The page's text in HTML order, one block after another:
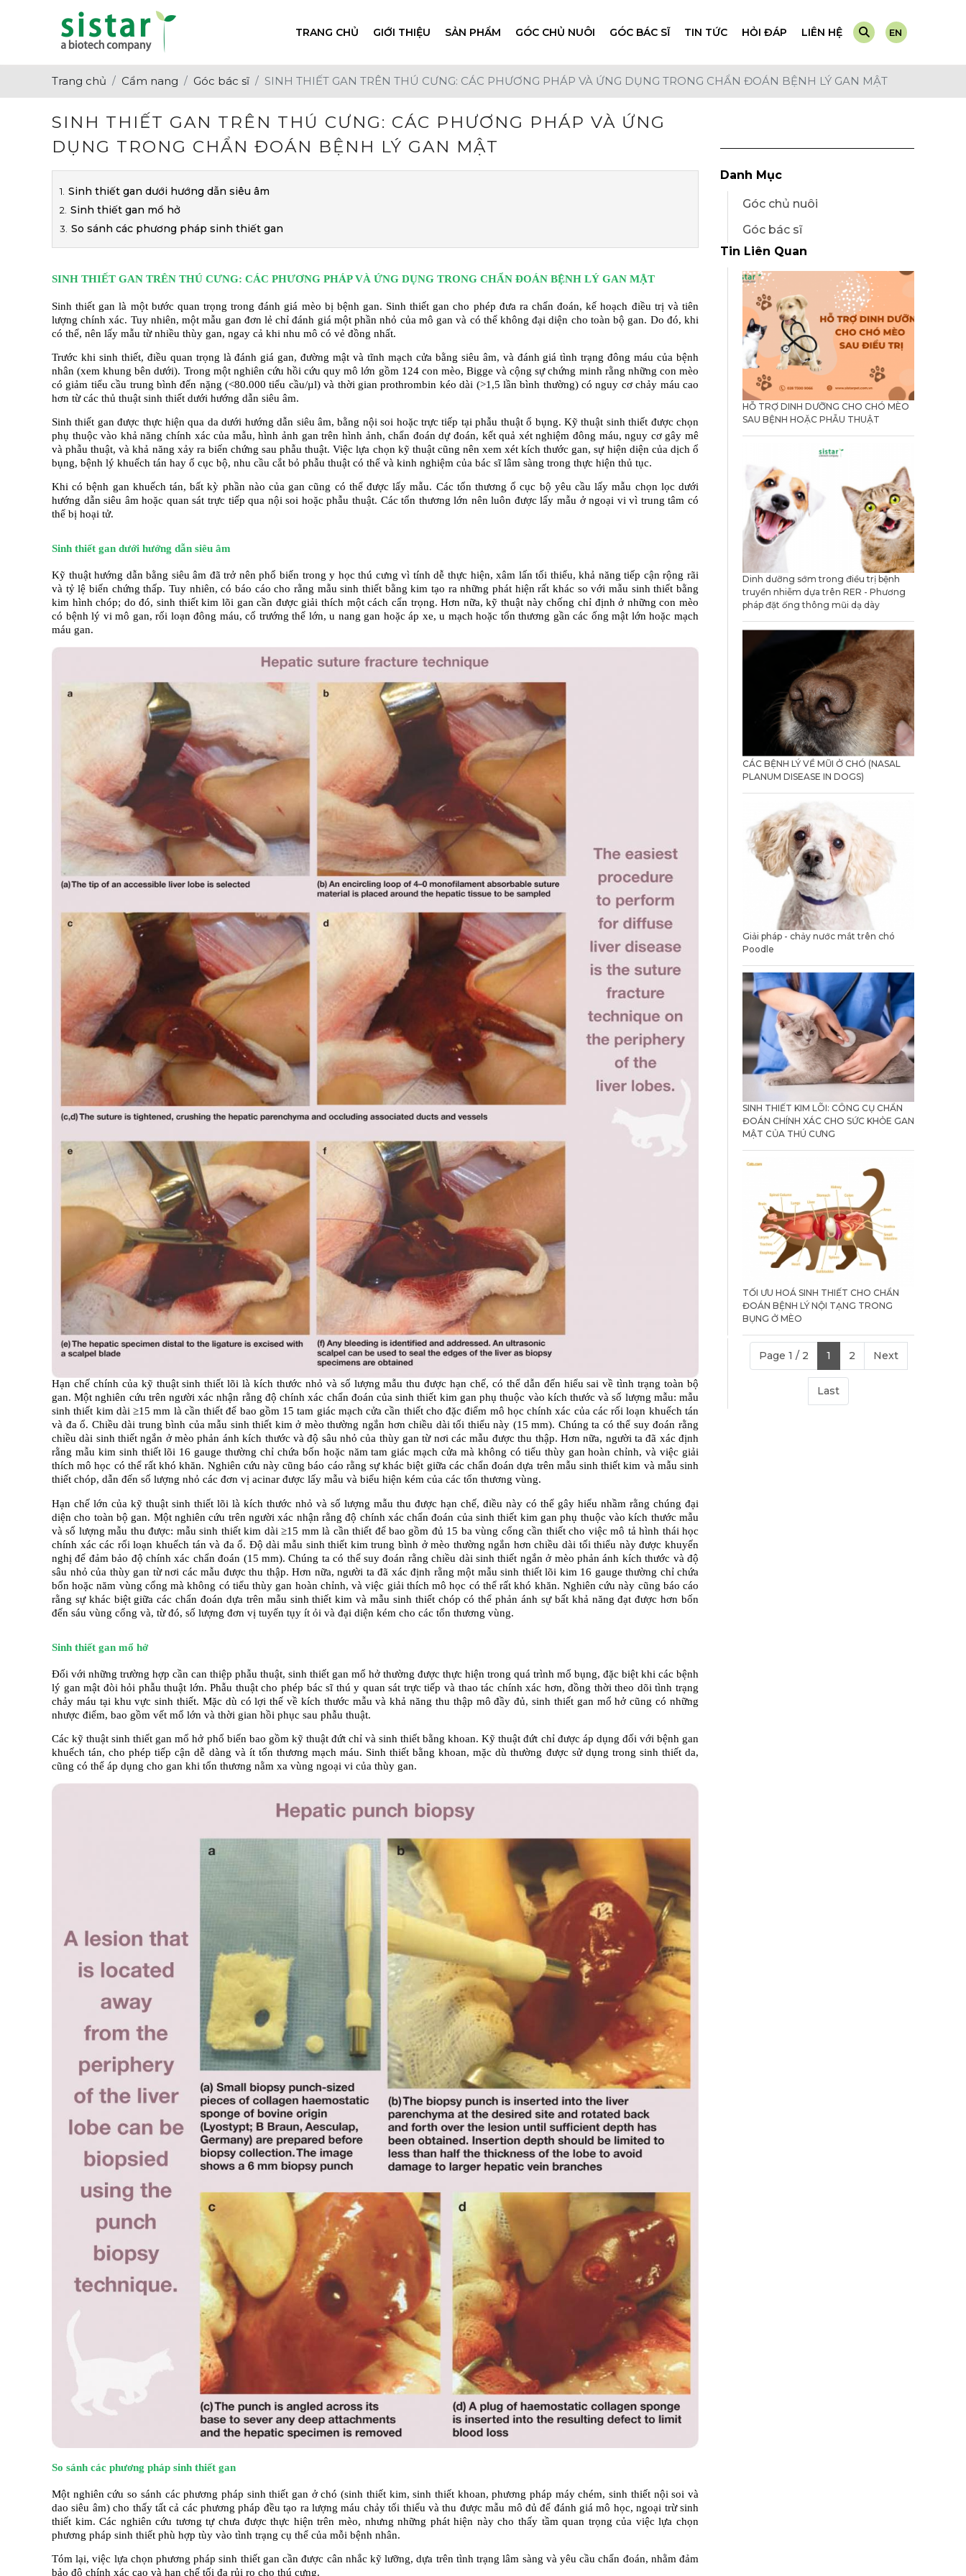
TRANG CHỦ GIỚI THIỆU SẢN PHẨM GÓC CHỦ NUÔI GÓC BÁC SĨ TIN TỨC HỎI ĐÁP LIÊN HỆ EN
Về chúng tôi
Giá trị cốt lõi
Chẩn Đoán
Test Nhanh
Dinh Dưỡng Dành cho mèo
Thuốc Điều Trị
Tin Tuyển Dụng
Hoạt Động Sự Kiện
Tin Khuyến Mại
Tin Về Ngành
Trang chủ Cẩm nang Góc bác sĩ SINH THIẾT GAN TRÊN THÚ CƯNG: CÁC PHƯƠNG PHÁP VÀ ỨNG DỤNG TRONG CHẨN ĐOÁN BỆNH LÝ GAN MẬT
SINH THIẾT GAN TRÊN THÚ CƯNG: CÁC PHƯƠNG PHÁP VÀ ỨNG
DỤNG TRONG CHẨN ĐOÁN BỆNH LÝ GAN MẬT
Sinh thiết gan dưới hướng dẫn siêu âm
Sinh thiết gan mổ hở
So sánh các phương pháp sinh thiết gan
SINH THIẾT GAN TRÊN THÚ CƯNG: CÁC PHƯƠNG PHÁP VÀ ỨNG DỤNG TRONG CHẨN ĐOÁN BỆNH LÝ GAN MẬT
Sinh thiết gan là một bước quan trọng trong đánh giá mèo bị bệnh gan. Sinh thiết gan cho phép đưa ra chẩn đoán, kế hoạch điều trị và tiên
lượng chính xác. Tuy nhiên, một mẫu gan đơn lẻ chỉ đánh giá một phần nhỏ của mô gan và có thể không đại diện cho toàn bộ gan. Do đó, khi
có thể, nên lấy mẫu từ nhiều thùy gan, ngay cả khi nhu mô có vẻ đồng nhất.
Trước khi sinh thiết, điều quan trọng là đánh giá gan, đường mật và tĩnh mạch cửa bằng siêu âm, và đánh giá tình trạng đông máu của bệnh
nhân (xem khung bên dưới). Trong một nghiên cứu hồi cứu quy mô lớn gồm 124 con mèo, Bigge và cộng sự chứng minh rằng những con mèo
có giảm tiểu cầu trung bình đến nặng (<80.000 tiểu cầu/µl) và thời gian prothrombin kéo dài (>1,5 lần bình thường) có nguy cơ chảy máu cao
hơn từ các thủ thuật sinh thiết dưới hướng dẫn siêu âm.
Sinh thiết gan được thực hiện qua da dưới hướng dẫn siêu âm, bằng nội soi hoặc trực tiếp tại phẫu thuật ổ bụng. Kỹ thuật sinh thiết được chọn
phụ thuộc vào khả năng chính xác của mẫu, hình ảnh gan trên hình ảnh, chẩn đoán dự đoán, kết quả xét nghiệm đông máu, nguy cơ gây mê
và phẫu thuật, và khả năng xảy ra biến chứng sau phẫu thuật. Việc lựa chọn kỹ thuật cũng nên xem xét kích thước gan, sự hiện diện của dịch ổ
bụng, bệnh lý khuếch tán hay ổ cục bộ, nhu cầu cắt bỏ phẫu thuật có thể và kinh nghiệm của bác sĩ lâm sàng trong thực hiện thủ tục.
Khi có bệnh gan khuếch tán, bất kỳ phần nào của gan cũng có thể được lấy mẫu. Các tổn thương ổ cục bộ yêu cầu lấy mẫu chọn lọc dưới
hướng dẫn siêu âm hoặc quan sát trực tiếp qua nội soi hoặc phẫu thuật. Các tổn thương lớn nên luôn được lấy mẫu ở ngoại vi vì trung tâm có
thể bị hoại tử.
Sinh thiết gan dưới hướng dẫn siêu âm
Kỹ thuật hướng dẫn bằng siêu âm đã trở nên phổ biến trong y học thú cưng vì tính dễ thực hiện, xâm lấn tối thiểu, khả năng tiếp cận rộng rãi
và tỷ lệ biến chứng thấp. Tuy nhiên, có báo cáo cho rằng mẫu sinh thiết bằng kim tạo ra những phát hiện rất khác so với mẫu sinh thiết bằng
kim hình chóp; do đó, sinh thiết kim lõi gan cần được giải thích một cách cẩn trọng. Hơn nữa, kỹ thuật này chống chỉ định ở những con mèo
có bệnh lý vi mô gan, rối loạn đông máu, cổ trướng thể lớn, u nang gan hoặc áp xe, u mạch hoặc tổn thương gần các ống mật lớn hoặc mạch
máu gan.
Hạn chế chính của kỹ thuật sinh thiết lõi là kích thước nhỏ và số lượng mẫu thu được hạn chế, có thể dẫn đến hiểu sai về tình trạng toàn bộ
gan. Một nghiên cứu trên người xác nhận rằng độ chính xác chẩn đoán của sinh thiết kim gan phụ thuộc vào kích thước và số lượng mẫu: mẫu
sinh thiết kim dài ≥15 mm là cần thiết để bao gồm 15 tam giác mạch cửa cần thiết cho đặc điểm mô học chính xác của các rối loạn khuếch tán
và đa ổ. Chiều dài trung bình của mẫu sinh thiết kim ở mèo thường ngắn hơn chiều dài tối thiểu này (15 mm). Chúng ta có thể suy đoán rằng
chiều dài sinh thiết ngắn ở mèo phản ánh kích thước và độ sâu nhỏ của thùy gan từ nơi các mẫu được thu thập. Hơn nữa, người ta đã xác định
rằng mẫu kim sinh thiết lõi 16 gauge thường chỉ chứa bốn hoặc năm tam giác mạch cửa mà không có tiểu thùy gan hoàn chỉnh, và việc giải
thích mô học có thể rất khó khăn. Nghiên cứu này cũng báo cáo rằng sự khác biệt giữa các chẩn đoán dựa trên mẫu sinh thiết kim và mẫu sinh
thiết chóp, dẫn đến số lượng nhỏ các đơn vị acinar được lấy mẫu và biểu hiện kém của các tổn thương vùng.
Hạn chế lớn của kỹ thuật sinh thiết lõi là kích thước nhỏ và số lượng mẫu thu được hạn chế, điều này có thể gây hiểu nhầm rằng chúng đại
diện cho toàn bộ gan. Một nghiên cứu trên người xác nhận rằng độ chính xác chẩn đoán của sinh thiết kim gan phụ thuộc vào kích thước mẫu
và số lượng mẫu thu được: mẫu sinh thiết kim dài ≥15 mm là cần thiết để bao gồm đủ 15 ba vùng cổng cần thiết cho việc mô tả hình thái học
chính xác các rối loạn khuếch tán và đa ổ. Độ dài mẫu sinh thiết kim trung bình ở mèo thường ngắn hơn chiều dài tối thiểu này được khuyến
nghị để đảm bảo độ chính xác chẩn đoán (15 mm). Chúng ta có thể suy đoán rằng chiều dài sinh thiết ngắn ở mèo phản ánh kích thước và độ
sâu nhỏ của thùy gan từ nơi các mẫu được thu thập. Hơn nữa, người ta đã xác định rằng một mẫu sinh thiết lõi kim 16 gauge thường chỉ chứa
bốn hoặc năm vùng cổng mà không có tiểu thùy gan hoàn chỉnh, và việc giải thích mô học có thể rất khó khăn. Nghiên cứu này cũng báo cáo
rằng sự khác biệt giữa các chẩn đoán dựa trên mẫu sinh thiết kim và mẫu sinh thiết chóp có thể phản ánh sự bất khả năng đạt được hơn bốn
đến sáu vùng cổng và, từ đó, số lượng đơn vị tuyến tụy ít ỏi và đại diện kém cho các tổn thương vùng.
Sinh thiết gan mổ hở
Đối với những trường hợp cần can thiệp phẫu thuật, sinh thiết gan mổ hở thường được thực hiện trong quá trình mổ bụng, đặc biệt khi các bệnh
lý gan mật đòi hỏi phẫu thuật lớn. Phẫu thuật cho phép bác sĩ thú y quan sát trực tiếp và thao tác chính xác hơn, đồng thời theo dõi tình trạng
chảy máu tại khu vực sinh thiết. Mặc dù có lợi thế về kích thước mẫu và khả năng thu thập mô đầy đủ, sinh thiết gan mổ hở cũng có những
nhược điểm, bao gồm vết mổ lớn và thời gian hồi phục sau phẫu thuật.
Các kỹ thuật sinh thiết gan mổ hở phổ biến bao gồm kỹ thuật đứt chỉ và sinh thiết bằng khoan. Kỹ thuật đứt chỉ được áp dụng đối với bệnh gan
khuếch tán, cho phép tiếp cận dễ dàng và ít tổn thương mạch máu. Sinh thiết bằng khoan, mặc dù thường được sử dụng trong sinh thiết da,
cũng có thể áp dụng cho gan khi tổn thương nằm xa vùng ngoại vi của thùy gan.
So sánh các phương pháp sinh thiết gan
Một nghiên cứu so sánh các phương pháp sinh thiết gan ở chó (sinh thiết kim, sinh thiết khoan, phương pháp máy chém, sinh thiết nội soi và
dao siêu âm) cho thấy tất cả các phương pháp đều tạo ra lượng máu chảy tối thiểu và thu được mẫu mô đủ để đánh giá mô học, ngoại trừ sinh
thiết kim. Các nghiên cứu tương tự chưa được thực hiện trên mèo, nhưng những phát hiện này cho thấy tầm quan trọng của việc lựa chọn
phương pháp sinh thiết phù hợp tùy vào tình trạng cụ thể của mỗi bệnh nhân.
Tóm lại, việc lựa chọn phương pháp sinh thiết gan cần được cân nhắc kỹ lưỡng, dựa trên tình trạng lâm sàng và yêu cầu chẩn đoán, nhằm đảm
bảo độ chính xác cao và hạn chế tối đa rủi ro cho thú cưng.
Danh Mục
Góc chủ nuôi
Góc bác sĩ
Tin Liên Quan
HỖ TRỢ DINH DƯỠNG CHO CHÓ MÈO
SAU BỆNH HOẶC PHẪU THUẬT
Dinh dưỡng sớm trong điều trị bệnh
truyền nhiễm dựa trên RER - Phương
pháp đặt ống thông mũi dạ dày
CÁC BỆNH LÝ VỀ MŨI Ở CHÓ (NASAL
PLANUM DISEASE IN DOGS)
Giải pháp - chảy nước mắt trên chó
Poodle
SINH THIẾT KIM LÕI: CÔNG CỤ CHẨN
ĐOÁN CHÍNH XÁC CHO SỨC KHỎE GAN
MẬT CỦA THÚ CƯNG
TỐI ƯU HOÁ SINH THIẾT CHO CHẨN
ĐOÁN BỆNH LÝ NỘI TẠNG TRONG
BỤNG Ở MÈO
Page 1 / 2 1 2 Next
Last